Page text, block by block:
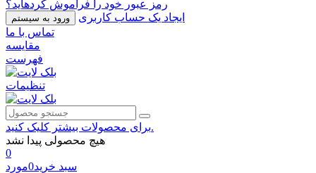
رمز عبور خود را فراموش کردهاید؟
ورود به سیستم
ایجاد یک حساب کاربری
تماس با ما
مقایسه
فهرست
تنظیمات
برای محصولات بیشتر کلیک کنید.
هیچ محصولی پیدا نشد
0
سبد خرید0مورد